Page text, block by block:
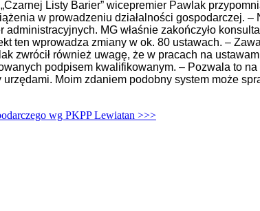
Listy Barier” wicepremier Pawlak
w prowadzeniu działalności gospodarczej.
MG właśnie zakończyło
ten wprowadza zmiany w ok. 80 ustawach. –
zwrócił również uwagę, że w pracach na
podpisem kwalifikowanym. – Pozwala to
Moim zdaniem podobny system może
wg PKPP Lewiatan >>>